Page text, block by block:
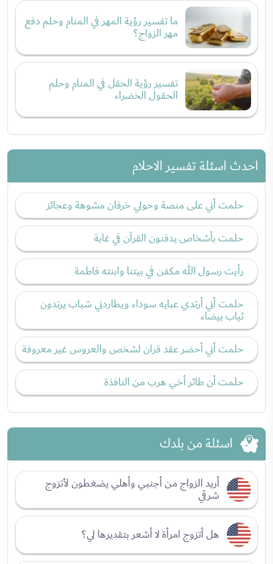
ما تفسير رؤية المهر في المنام وحلم دفع
مهر الزواج؟
تفسير رؤية الحقل في المنام وحلم
الحقول الخضراء
احدث اسئلة تفسير الاحلام
حلمت أني على منصة وحولي خرفان مشوهة وعجائز
حلمت بأشخاص يدفنون القرآن في غابة
رأيت رسول الله مكفن في بيتنا وابنته فاطمة
حلمت أني أرتدي عبايه سوداء ويطاردني شباب يرتدون
ثياب بيضاء
حلمت أني أحضر عقد قران لشخص والعروس غير معروفة
حلمت أن طائر أخي هرب من النافذة
اسئلة من بلدك
أريد الزواج من أجنبي وأهلي يضغطون لأتزوج
شرقي
هل أتزوج امرأة لا أشعر بتقديرها لي؟